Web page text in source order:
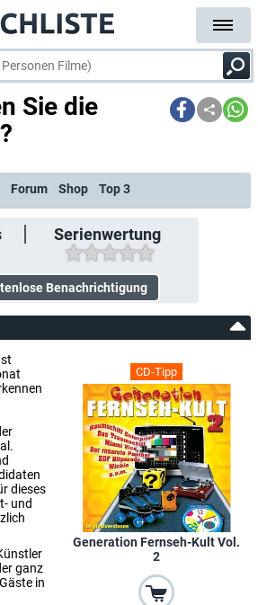
Sie die
Forum Shop Top 3
Serienwertung
CD-Tipp
Generation Fernseh-Kult Vol.
2
dieses
und
ganz
in